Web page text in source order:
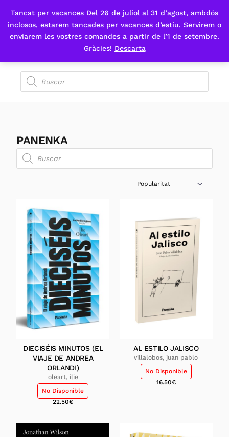
Tancat per vacances Del 26 de juliol al 31 d’agost, ambdós
inclosos, estarem tancades per vacances d’estiu. Servirem o
enviarem les vostres comandes a partir de l’1 de setembre.
Gràcies! Descarta
Fes-te'n sòcia
PANENKA
Sort Products
DIECISÉIS MINUTOS (EL
VIAJE DE ANDREA
ORLANDI)
oleart, ilie
No Disponible
22.50€
AL ESTILO JALISCO
villalobos, juan pablo
No Disponible
16.50€